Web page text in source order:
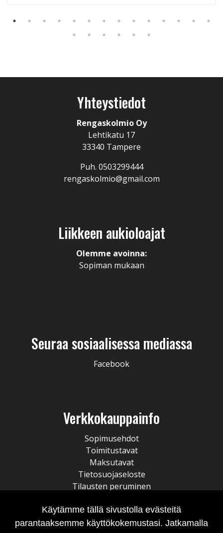
Yhteystiedot
Rengaskolmio Oy
Lehtikatu 17
33340 Tampere
Puh. 0503299444
rengaskolmio@gmail.com
Liikkeen aukioloajat
Olemme avoinna:
Sopiman mukaan
Seuraa sosiaalisessa mediassa
Facebook
Verkkokauppainfo
Sopimusehdot
Toimitustavat
Maksutavat
Tietosuojaseloste
Tilausten peruminen
Käytämme tällä sivustolla evästeitä
parantaaksemme käyttökokemustasi. Jatkamalla